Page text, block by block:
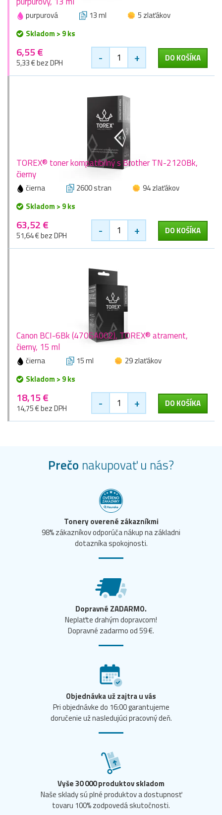
purpurová 13 ml
5 zlaťákov
Skladom > 9 ks
6,55 €
5,33 € bez DPH - + DO KOŠÍKA
TOREX® toner kompatibilný s Brother TN-2120Bk,
čierny
čierna 2600 stran
94 zlaťákov
Skladom > 9 ks
63,52 €
51,64 € bez DPH - + DO KOŠÍKA
Canon BCI-6Bk (4705A002), TOREX® atrament,
čierny, 15 ml
čierna 15 ml
29 zlaťákov
Skladom > 9 ks
18,15 €
14,75 € bez DPH - + DO KOŠÍKA
Prečo nakupovať u nás?
Tonery overené zákazníkmi
98% zákazníkov odporúča nákup na základni
dotazníka spokojnosti.
Dopravné ZADARMO.
Neplaťte drahým dopravcom!
Dopravné zadarmo od 59 €.
Objednávka už zajtra u vás
Pri objednávke do 16:00 garantujeme
doručenie už nasledujúci pracovný deň.
Vyše 30 000 produktov skladom
Naše sklady sú plné produktov a dostupnosť
tovaru 100% zodpovedá skutočnosti.